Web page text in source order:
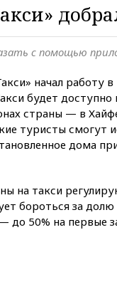
с помощью
начал работу
будет доступно
страны — в
туристы смогут
дома
на такси
бороться за
до 50% на первые